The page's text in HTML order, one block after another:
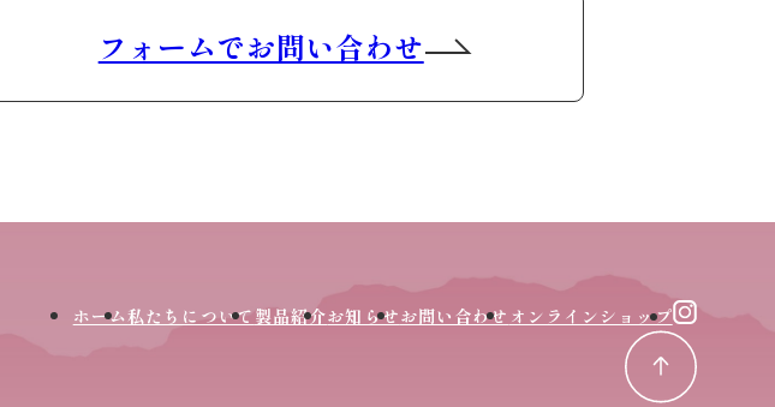
フォームでお問い合わせ
ホーム私たちについて 製品紹介お知らせお問い合わせ オンラインショップ